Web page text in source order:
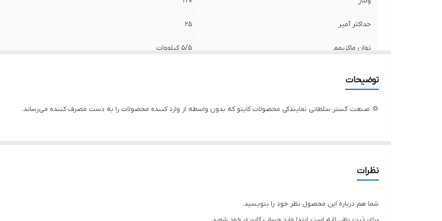
حداکثر آمپر 25
توان ماکزیمم 5/5 کیلووات
ولتمتر
توضیحات
💢 صنعت گستر سلطانی نمایندگی محصولات کایتو که بدون واسطه از وارد کننده محصولات را به دست مصرف کننده می‌رساند.
نظرات
شما هم درباره این محصول نظر خود را بنویسید.